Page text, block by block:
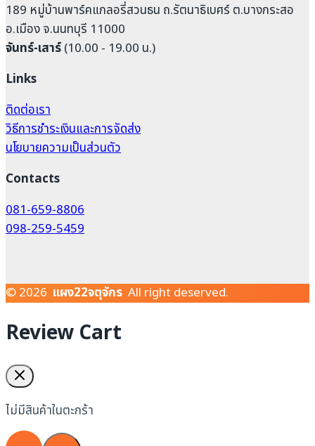
189 หมู่บ้านพาร์คแกลอรี่สวนธน ถ.รัตนาธิเบศร์ ต.บางกระสอ
อ.เมือง จ.นนทบุรี 11000
จันทร์-เสาร์(10.00 - 19.00 น.)
Links
ติดต่อเรา
วิธีการชำระเงินและการจัดส่ง
นโยบายความเป็นส่วนตัว
Contacts
081-659-8806
098-259-5459
© 2026 แผง22จตุจักร All right deserved.
Review Cart
ไม่มีสินค้าในตะกร้า